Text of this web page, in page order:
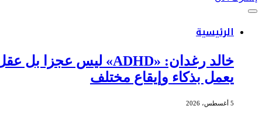
الرئيسية
خالد رغدان: «ADHD» ليس عجزا بل عقل
يعمل بذكاء وإيقاع مختلف